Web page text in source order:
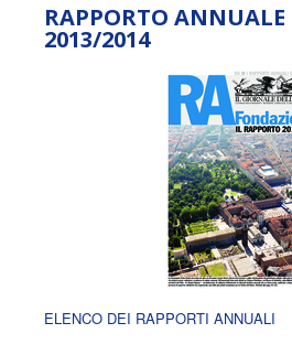
RAPPORTO ANNUALE
2013/2014
ELENCO DEI RAPPORTI ANNUALI